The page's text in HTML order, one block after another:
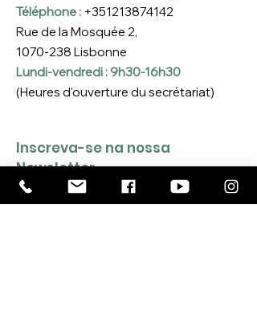
Téléphone : +351213874142
Rue de la Mosquée 2,
1070-238 Lisbonne
Lundi-vendredi : 9h30-16h30
(Heures d'ouverture du secrétariat)
Inscreva-se na nossa
Newsletter
Coloque o seu e-mail aqui *